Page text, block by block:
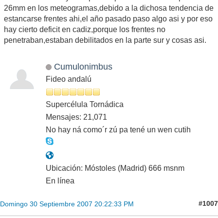
26mm en los meteogramas,debido a la dichosa tendencia de
estancarse frentes ahi,el año pasado paso algo asi y por eso
hay cierto deficit en cadiz,porque los frentes no
penetraban,estaban debilitados en la parte sur y cosas asi.
Cumulonimbus
Fideo andalú
Supercélula Tornádica
Mensajes: 21,071
No hay ná como´r zú pa tené un wen cutih
Ubicación: Móstoles (Madrid) 666 msnm
En línea
Domingo 30 Septiembre 2007 20:22:33 PM #1007